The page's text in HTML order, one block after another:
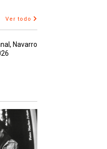
Ver todo
Navarro